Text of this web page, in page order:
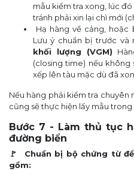
mẫu kiểm tra xong, lúc
tránh phải xin lại chì mới
Hạ hàng về cảng, hoặc
Lưu ý chuẩn bị trước và
khối lượng (VGM)
(closing time) nếu
xếp lên tàu mặc dù đã
Nếu hàng phải kiểm tra chuyên
cũng sẽ thực hiện lấy mẫu trong
Bước 7 - Làm thủ tục
đường biển
🚩 Chuẩn bị bộ chứng từ
gồm: